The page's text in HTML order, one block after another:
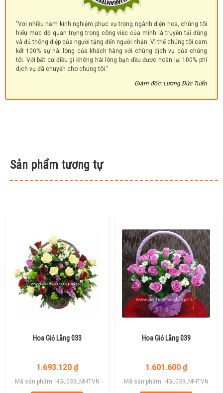
"Với nhiều năm kinh nghiệm phục vụ trong ngành điện hoa, chúng tôi
hiểu mức độ quan trọng trong công việc của mình là truyền tải đúng
và đủ thông điệp của người tặng đến người nhận. Vì thế chúng tôi cam
kết 100% sự hài lòng của khách hàng với chúng dịch vụ của chúng
tôi. Với bất cứ điều gì không hài lòng bạn đều được hoàn lại 100% phí
dịch vụ đã chuyển cho chúng tôi."
Giám đốc: Lương Đức Tuấn
Sản phẩm tương tự
Hoa Giỏ Lẵng 033
1.693.120 ₫
Mã sản phẩm: HGL033_MHTVN
Hoa Giỏ Lẵng 039
1.601.600 ₫
Mã sản phẩm: HGL039_MHTVN